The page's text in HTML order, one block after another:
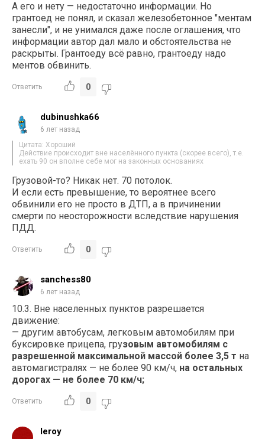
А его и нету — недостаточно информации. Но
грантоед не понял, и сказал железобетонное "ментам
занесли", и не унимался даже после оглашения, что
информации автор дал мало и обстоятельства не
раскрыты. Грантоеду всё равно, грантоеду надо
ментов обвинить.
Ответить 0
dubinushka66
6 лет назад
Цитата: Хороший
Действие происходит вне населённого пункта (скорее всего), т.е.
ехать 90 он вполне себе мог на законных основаниях
Грузовой-то? Никак нет. 70 потолок.
И если есть превышение, то вероятнее всего
обвинили его не просто в ДТП, а в причинении
смерти по неосторожности вследствие нарушения
ПДД.
Ответить 0
sanchess80
6 лет назад
10.3. Вне населенных пунктов разрешается
движение:
— другим автобусам, легковым автомобилям при
буксировке прицепа, грузовым автомобилям с
разрешенной максимальной массой более 3,5 т на
автомагистралях — не более 90 км/ч, на остальных
дорогах — не более 70 км/ч;
Ответить 0
leroy